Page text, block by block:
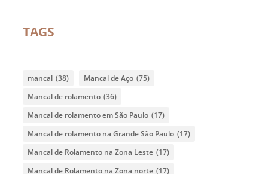
TAGS
mancal (38) Mancal de Aço (75)
Mancal de rolamento (36)
Mancal de rolamento em São Paulo (17)
Mancal de rolamento na Grande São Paulo (17)
Mancal de Rolamento na Zona Leste (17)
Mancal de Rolamento na Zona norte (17)